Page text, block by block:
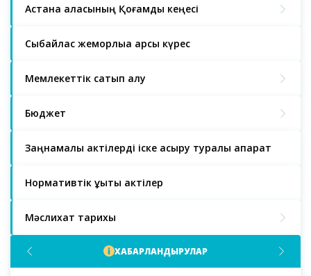
Астана қаласының Қоғамдық кеңесі
Сыбайлас жемқорлыққа қарсы күрес
Мемлекеттік сатып алу
Бюджет
Заңнамалық актілерді іске асыру туралы ақпарат
Нормативтік құқықтық актілер
Мәслихат тарихы
ХАБАРЛАНДЫРУЛАР